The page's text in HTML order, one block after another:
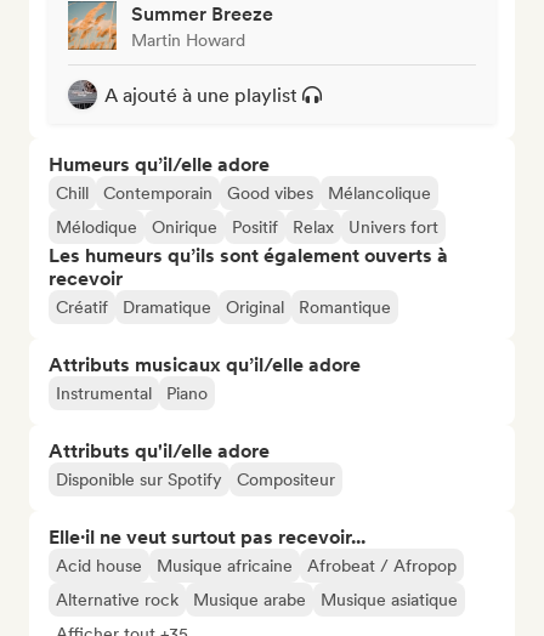
Summer Breeze
Martin Howard
A ajouté à une playlist
Humeurs qu’il/elle adore
Chill Contemporain Good vibes
Mélancolique
Mélodique
Onirique Positif Relax Univers fort
Les humeurs qu’ils sont également ouverts à
recevoir
Créatif Dramatique Original Romantique
Attributs musicaux qu’il/elle adore
Instrumental Piano
Attributs qu'il/elle adore
Disponible sur Spotify Compositeur
Elle·il ne veut surtout pas recevoir...
Acid house Musique africaine
Afrobeat / Afropop
Alternative rock
Musique arabe
Musique asiatique